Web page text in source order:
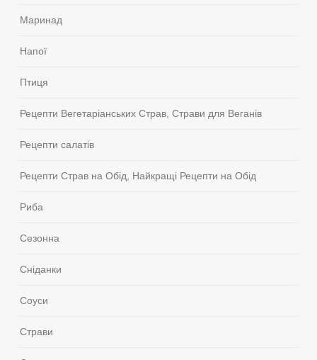
Маринад
Напої
Птиця
Рецепти Вегетаріанських Страв, Страви для Веганів
Рецепти салатів
Рецепти Страв на Обід, Найкращі Рецепти на Обід
Риба
Сезонна
Сніданки
Соуси
Страви